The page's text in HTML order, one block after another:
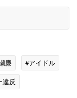
廉
#アイドル
違反